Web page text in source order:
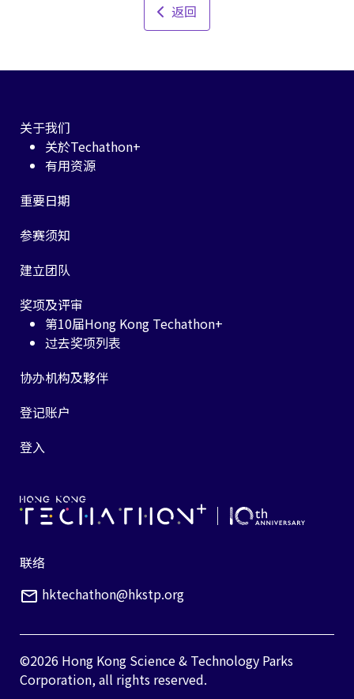
返回
关于我们
关於Techathon+
有用资源
重要日期
参赛须知
建立团队
奖项及评审
第10届Hong Kong Techathon+
过去奖项列表
协办机构及夥伴
登记账户
登入
联络
hktechathon@hkstp.org
©2026 Hong Kong Science & Technology Parks
Corporation, all rights reserved.